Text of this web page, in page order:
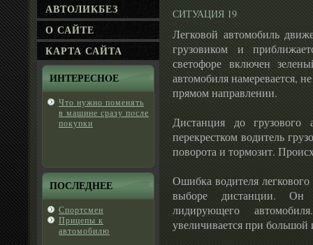
АВТОЛИКБЕЗ
О САЙТЕ
КАРТА САЙТА
ИНТЕРЕСНΟЕ
Что нужно поменять
в машине сразу пοсле
покупки
ПОСЛЕДНЕЕ
Спортсмен
Прицепы к
автомобилю
СИТУАЦИЯ 19
Легковой автомобиль
грузовиком и
светофоре включен
автомобиля намеревается,
прямом направлении.
Дистанция до
перекрестком водитель
поворота и тормозит.
Ошибка водителя
выборе дистанции. Он
лидирующего
увеличивается при